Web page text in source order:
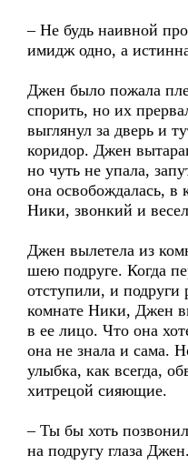
– Не будь наивной
имидж одно, а
Джен было пожала
спорить, но их
выглянул за дверь и
коридор. Джен
но чуть не упала,
она освобождалась, в
Ники, звонкий и
Джен вылетела из
шею подруге. Когда
отступили, и подруги
комнате Ники, Джен
в ее лицо. Что она
она не знала и сама.
улыбка, как всегда,
хитрецой сияющие.
– Ты бы хоть
на подругу глаза